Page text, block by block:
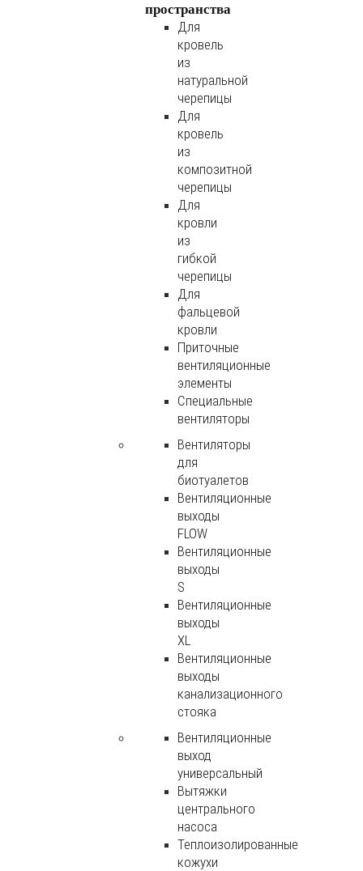
пространства
Для
кровель
из
натуральной
черепицы
Для
кровель
из
композитной
черепицы
Для
кровли
из
гибкой
черепицы
Для
фальцевой
кровли
Приточные
вентиляционные
элементы
Специальные
вентиляторы
Вентиляторы
для
биотуалетов
Вентиляционные
выходы
FLOW
Вентиляционные
выходы
S
Вентиляционные
выходы
XL
Вентиляционные
выходы
канализационного
стояка
Вентиляционные
выход
универсальный
Вытяжки
центрального
насоса
Теплоизолированные
кожухи